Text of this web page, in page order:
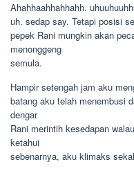
Ahahhaahhahhahh.
uh. sedap say. Tetapi posisi
pepek Rani mungkin akan
menonggeng
semula.
Hampir setengah jam aku
batang aku telah menembusi
dengar
Rani merintih kesedapan
ketahui
sebenarnya, aku klimaks